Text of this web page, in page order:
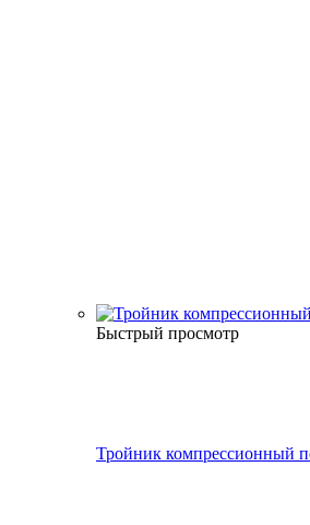
Быстрый просмотр
Тройник компрессионный